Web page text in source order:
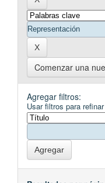
Comenzar una
Agregar filtros:
Usar filtros para